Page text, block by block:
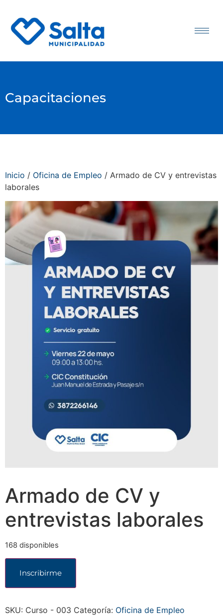
Capacitaciones
Inicio / Oficina de Empleo / Armado de CV y entrevistas
laborales
Armado de CV y
entrevistas laborales
168 disponibles
Inscribirme
SKU: Curso - 003 Categoría: Oficina de Empleo